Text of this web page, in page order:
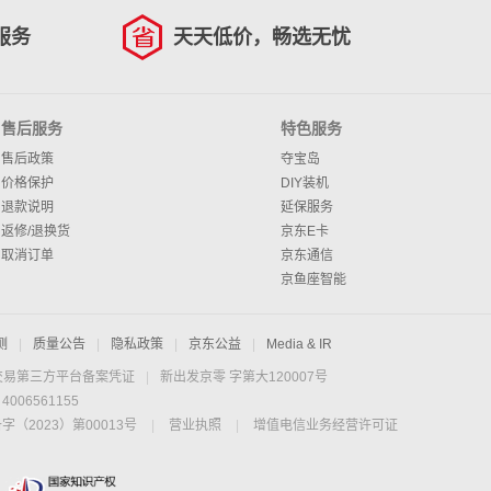
务 天天低价，畅选无忧
售后服务
售后政策
价格保护
退款说明
返修/退换货
取消订单
特色服务
夺宝岛
DIY装机
延保服务
京东E卡
京东通信
京鱼座智能
质量公告 隐私政策 京东公益 Media & IR
易第三方平台备案凭证
新出发京零 字第大120007号
4006561155
（2023）第00013号 营业执照
增值电信业务经营许可证